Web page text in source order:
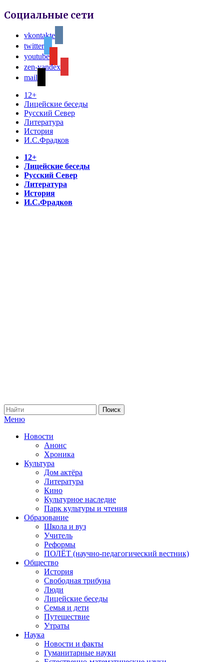
Социальные сети
vkontakte
twitter
youtube
zen-yandex
mail
12+
Лицейские беседы
Русский Север
Литература
История
И.С.Фрадков
12+
Лицейские беседы
Русский Север
Литература
История
И.С.Фрадков
Меню
Новости
Анонс
Хроника
Культура
Дом актёра
Литература
Кино
Культурное наследие
Парк культуры и чтения
Образование
Школа и вуз
Учитель
Реформы
ПОЛЁТ (научно-педагогический вестник)
Общество
История
Свободная трибуна
Люди
Лицейские беседы
Семья и дети
Путешествие
Утраты
Наука
Новости и факты
Гуманитарные науки